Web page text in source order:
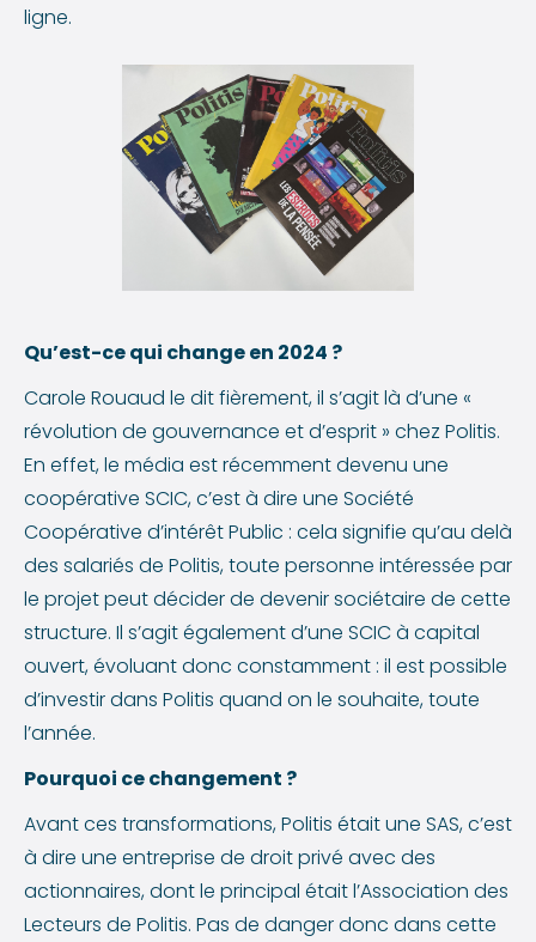
ligne.
Qu’est-ce qui change en 2024 ?
Carole Rouaud le dit fièrement, il s’agit là d’une «
révolution de gouvernance et d’esprit » chez Politis.
En effet, le média est récemment devenu une
coopérative SCIC, c’est à dire une Société
Coopérative d’intérêt Public : cela signifie qu’au delà
des salariés de Politis, toute personne intéressée par
le projet peut décider de devenir sociétaire de cette
structure. Il s’agit également d’une SCIC à capital
ouvert, évoluant donc constamment : il est possible
d’investir dans Politis quand on le souhaite, toute
l’année.
Pourquoi ce changement ?
Avant ces transformations, Politis était une SAS, c’est
à dire une entreprise de droit privé avec des
actionnaires, dont le principal était l’Association des
Lecteurs de Politis. Pas de danger donc dans cette